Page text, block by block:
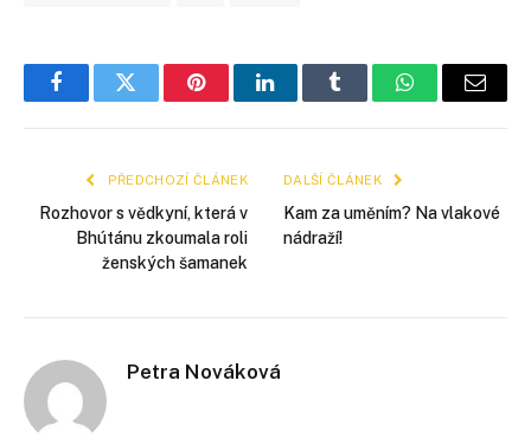
FacebookTwitter PinterestLinkedInTumblr WhatsApp
E-
PŘEDCHOZÍ ČLÁNEK
Rozhovor s vědkyní, která v
Bhútánu zkoumala roli
ženských šamanek
DALŠÍ ČLÁNEK
Kam za uměním? Na vlakové
nádraží!
Petra Nováková